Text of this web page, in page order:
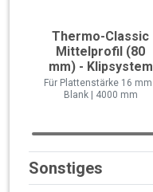
Thermo-Classic
Mittelprofil (80
mm) - Klipsystem
Für Plattenstärke 16 mm |
Blank | 4000 mm
Sonstiges